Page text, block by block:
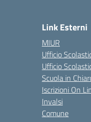
Link Esterni
MIUR
Ufficio
Ufficio
Scuola in
Iscrizioni On
Invalsi
Comune